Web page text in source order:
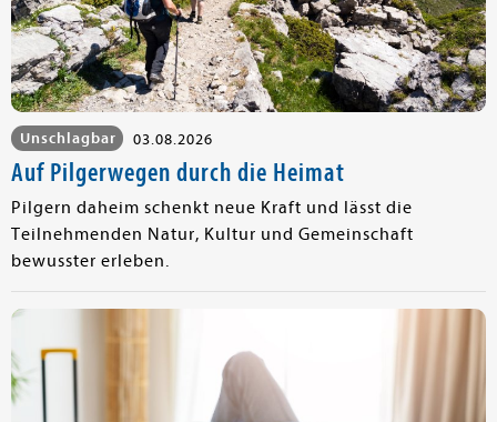
Unschlagbar 03.08.2026
Auf Pilgerwegen durch die Heimat
Pilgern daheim schenkt neue Kraft und lässt die
Teilnehmenden Natur, Kultur und Gemeinschaft
bewusster erleben.